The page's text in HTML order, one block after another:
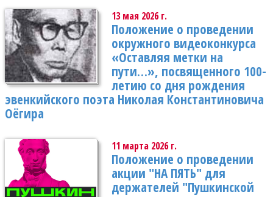
13 мая 2026 г.
Положение о проведении
окружного видеоконкурса
«Оставляя метки на
пути…», посвященного 100-
летию со дня рождения
эвенкийского поэта Николая Константиновича
Оёгира
11 марта 2026 г.
Положение о проведении
акции "НА ПЯТЬ" для
держателей "Пушкинской